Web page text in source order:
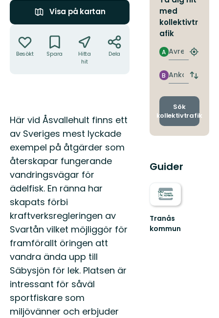
Visa på kartan
Besökt Spara
Hitta
hit
Dela
Beskrivning
Här vid Åsvallehult finns ett
av Sveriges mest lyckade
exempel på åtgärder som
återskapar fungerande
vandringsvägar för
ädelfisk. En ränna har
skapats förbi
kraftverksregleringen av
Svartån vilket möjliggör för
framförallt öringen att
vandra ända upp till
Säbysjön för lek. Platsen är
intressant för såväl
sportfiskare som
miljövänner och erbjuder
med
kollektivtr
afik
Avresa
A
Hitta
Ankomst
B
Byt
och
Sök
kollektivtrafik
Guider
Tranås
kommun